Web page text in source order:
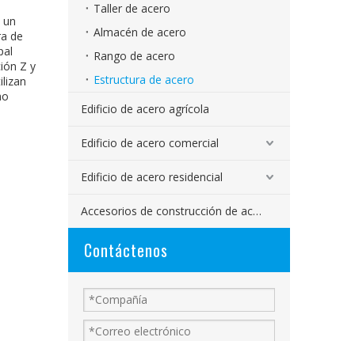
de
Z y
Taller de acero
Almacén de acero
Rango de acero
Estructura de acero
Edificio de acero agrícola
Edificio de acero comercial
Edificio de acero residencial
Accesorios de construcción de acero
Contáctenos